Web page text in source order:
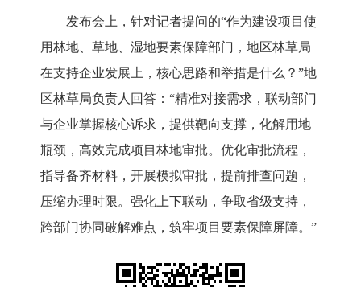
发布会上，针对记者提问的“作为建设项目使
用林地、草地、湿地要素保障部门，地区林草局
在支持企业发展上，核心思路和举措是什么？”地
区林草局负责人 回答： “精准对接需求，联动部门
与企业掌握核心诉求，提供靶向支撑，化解用地
瓶颈，高效完成项目林地审批。 优化审批流程，
指导备齐材料，开展模拟审批，提前排查问题，
压缩办理时限。强化上下联动，争取省级支持，
跨部门协同破解难点，筑牢项目要素保障屏障。 ”